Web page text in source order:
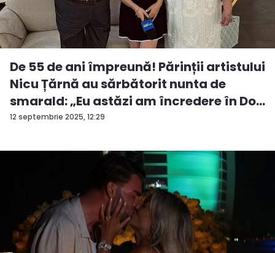
12 septembrie 2025, 12:29
De 55 de ani împreună! Părinții artistului
Nicu Țărnă au sărbătorit nunta de
smarald: „Eu astăzi am încredere în Do...